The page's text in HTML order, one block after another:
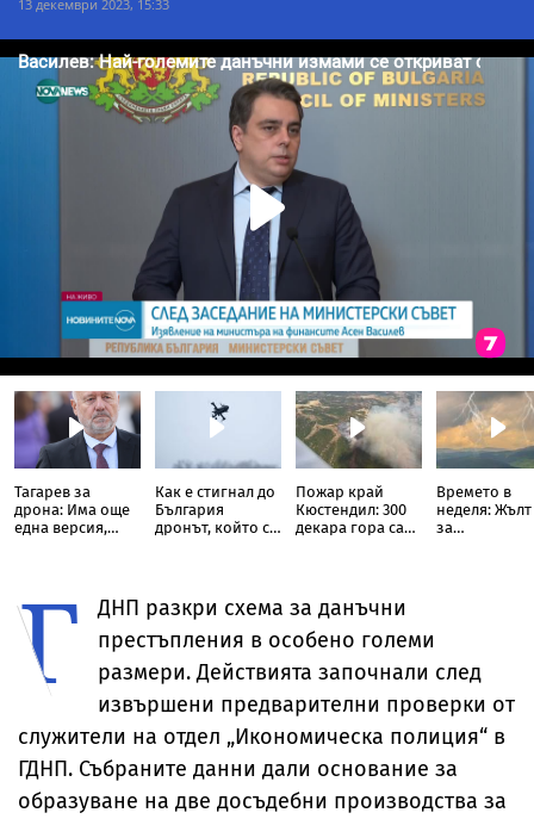
13 декември 2023, 15:33
Тагарев за
дрона: Има още
една версия,
Как е стигнал до
България
дронът, който се
Пожар край
Кюстендил: 300
декара гора са
Времето в
неделя:
за
Г
ДНП разкри схема за данъчни
престъпления в особено големи
размери. Действията започнали след
извършени предварителни проверки от
служители на отдел „Икономическа полиция“ в
ГДНП. Събраните данни дали основание за
образуване на две досъдебни производства за